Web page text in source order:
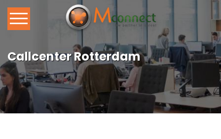
Ons Callcenter
Callcenter Diensten
Callcenter Rotterdam